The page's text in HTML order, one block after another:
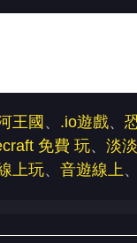
王國 、 .io遊戲、
免費 玩、 淡
上玩、 音遊線上